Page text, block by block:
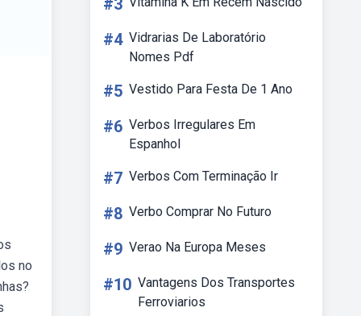
no
#3
#4 Vidrarias De Laboratório
Nomes Pdf
#5 Vestido Para Festa De 1 Ano
#6 Verbos Irregulares Em
Espanhol
#7 Verbos Com Terminação Ir
#8 Verbo Comprar No Futuro
#9 Verao Na Europa Meses
#10 Vantagens Dos Transportes
Ferroviarios